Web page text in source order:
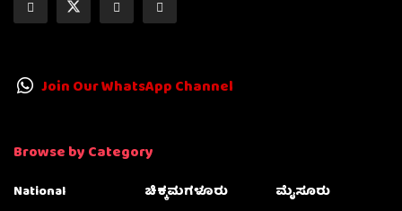
Join Our WhatsApp Channel
Browse by Category
National
ಚಿಕ್ಕಮಗಳೂರು
ಮೈಸೂರು